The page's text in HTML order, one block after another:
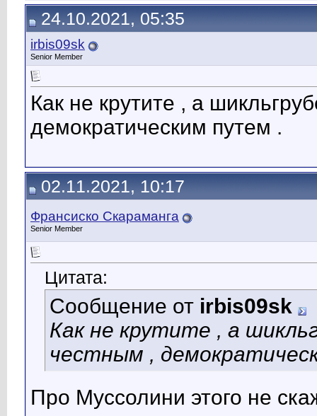
24.10.2021, 05:35
irbis09sk
Senior Member
Как не крутите , а
демократическим путем .
02.11.2021, 10:17
Франсиско Скараманга
Senior Member
Цитата:
Сообщение от irbis09sk
Как не крутите , а
честным ,
Про Муссолини этого не